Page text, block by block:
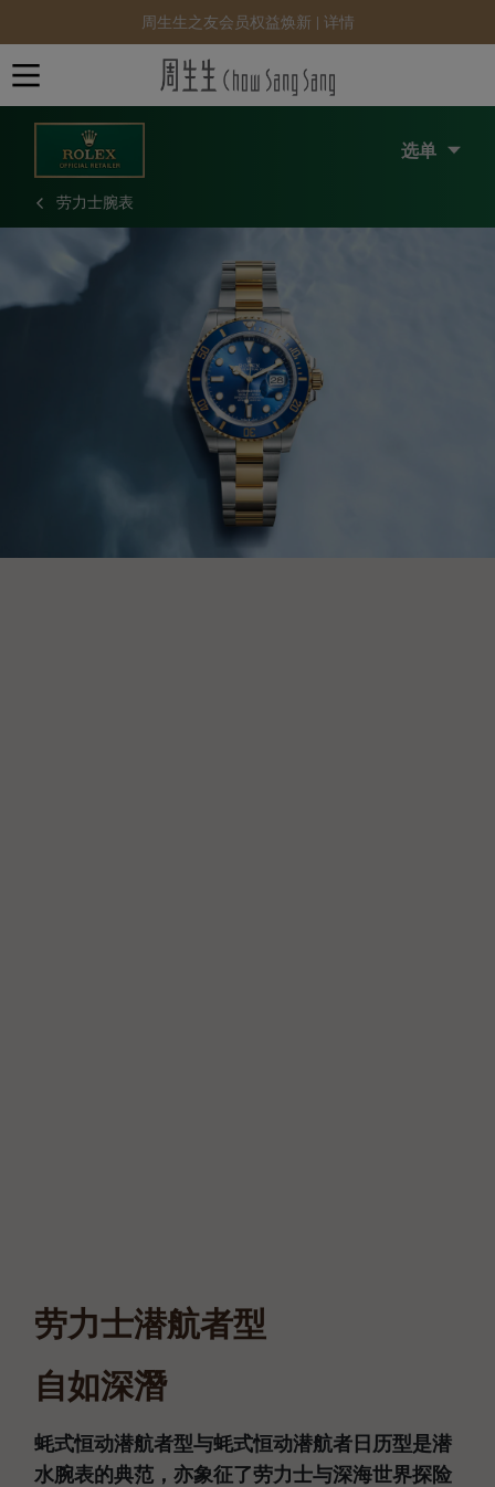
周生生之友会员权益焕新 | 详情
选单
劳力士腕表
劳力士潜航者型
自如深潛
蚝式恒动潜航者型与蚝式恒动潜航者日历型是潜
水腕表的典范，亦象征了劳力士与深海世界探险